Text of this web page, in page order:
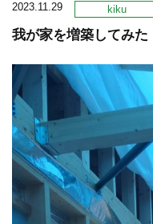
BUSINESS
WORKS
ACTION
RECRUIT
2023.11.29 kiku
我が家を増築してみた